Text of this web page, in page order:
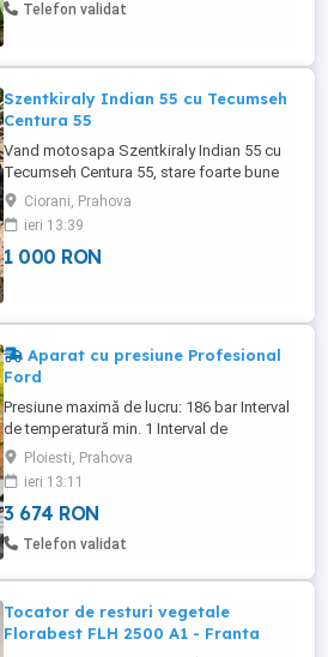
Telefon validat
Szentkiraly Indian 55 cu Tecumseh
Centura 55
Vand motosapa Szentkiraly Indian 55 cu
Tecumseh Centura 55, stare foarte bune
de functionare.
Ciorani, Prahova
ieri 13:39
1 000 RON
Aparat cu presiune Profesional
Ford
Presiune maximă de lucru: 186 bar Interval
de temperatură min. 1 Interval de
temperatură max. 50 Capacitate 522,00
l/oră Mobil Da Greutate proprie 25 kg
Dimensiunea totală L 800 mm Dimensiuni
generale W 600mm Dimensiunea totală H
1000 mm Descriere motorul pe benzină
Ploiesti, Prahova
ieri 13:11
3 674 RON
Telefon validat
Tocator de resturi vegetale
Florabest FLH 2500 A1 - Franta